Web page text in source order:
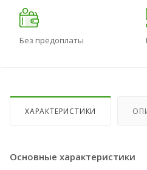
Без предоплаты
ХАРАКТЕРИСТИКИ
Основные характеристики